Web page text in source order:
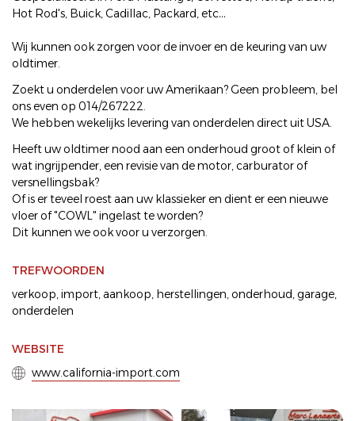
Hot Rod's, Buick, Cadillac, Packard, etc…
Wij kunnen ook zorgen voor de invoer en de keuring van uw
oldtimer.
Zoekt u onderdelen voor uw Amerikaan? Geen probleem, bel
ons even op 014/267222.
We hebben wekelijks levering van onderdelen direct uit USA.
Heeft uw oldtimer nood aan een onderhoud groot of klein of
wat ingrijpender, een revisie van de motor, carburator of
versnellingsbak?
Of is er teveel roest aan uw klassieker en dient er een nieuwe
vloer of "COWL" ingelast te worden?
Dit kunnen we ook voor u verzorgen.
TREFWOORDEN
verkoop,import,aankoop, herstellingen,onderhoud,garage,
onderdelen
WEBSITE
www.california-import.com